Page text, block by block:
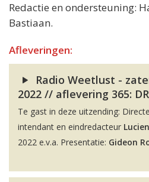
Redactie en ondersteuning:
Bastiaan.
Afleveringen:
Radio Weetlust -
2022 // aflevering 365:
Te gast in deze uitzending:
intendant en eindredacteur
2022 e.v.a. Presentatie: Gideon